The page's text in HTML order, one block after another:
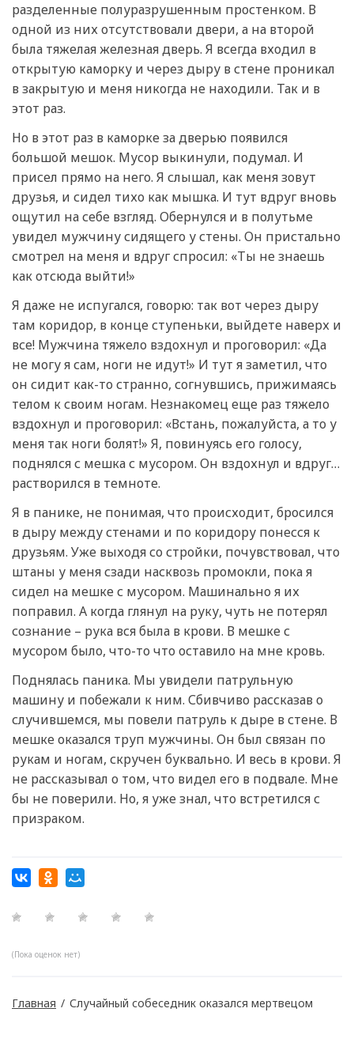
разделенные полуразрушенным простенком. В
одной из них отсутствовали двери, а на второй
была тяжелая железная дверь. Я всегда входил в
открытую каморку и через дыру в стене проникал
в закрытую и меня никогда не находили. Так и в
этот раз.
Но в этот раз в каморке за дверью появился
большой мешок. Мусор выкинули, подумал. И
присел прямо на него. Я слышал, как меня зовут
друзья, и сидел тихо как мышка. И тут вдруг вновь
ощутил на себе взгляд. Обернулся и в полутьме
увидел мужчину сидящего у стены. Он пристально
смотрел на меня и вдруг спросил: «Ты не знаешь
как отсюда выйти!»
Я даже не испугался, говорю: так вот через дыру
там коридор, в конце ступеньки, выйдете наверх и
все! Мужчина тяжело вздохнул и проговорил: «Да
не могу я сам, ноги не идут!» И тут я заметил, что
он сидит как-то странно, согнувшись, прижимаясь
телом к своим ногам. Незнакомец еще раз тяжело
вздохнул и проговорил: «Встань, пожалуйста, а то у
меня так ноги болят!» Я, повинуясь его голосу,
поднялся с мешка с мусором. Он вздохнул и вдруг…
растворился в темноте.
Я в панике, не понимая, что происходит, бросился
в дыру между стенами и по коридору понесся к
друзьям. Уже выходя со стройки, почувствовал, что
штаны у меня сзади насквозь промокли, пока я
сидел на мешке с мусором. Машинально я их
поправил. А когда глянул на руку, чуть не потерял
сознание – рука вся была в крови. В мешке с
мусором было, что-то что оставило на мне кровь.
Поднялась паника. Мы увидели патрульную
машину и побежали к ним. Сбивчиво рассказав о
случившемся, мы повели патруль к дыре в стене. В
мешке оказался труп мужчины. Он был связан по
рукам и ногам, скручен буквально. И весь в крови. Я
не рассказывал о том, что видел его в подвале. Мне
бы не поверили. Но, я уже знал, что встретился с
призраком.
(Пока оценок нет)
Главная / Случайный собеседник оказался мертвецом